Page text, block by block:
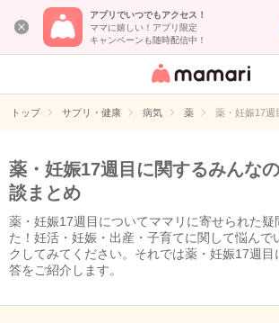
アプリでいつでもアクセス！
ママに嬉しい！アプリ限定
キャンペーンも随時配信中！
女性専用匿名QA
イト
トップ サプリ・健康 病気 薬 薬・妊娠17週
薬・妊娠17週目に関するみんな
談まとめ
薬・妊娠17週目についてママリに寄せられた疑
た！妊活・妊娠・出産・子育てに関して悩んで
クしてみてください。それでは薬・妊娠17週目
答をご紹介します。